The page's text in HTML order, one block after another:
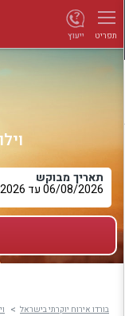
תפריט ייעוץ
תאריך מבוקש
בורדו אירוח יוקרתי בישראל